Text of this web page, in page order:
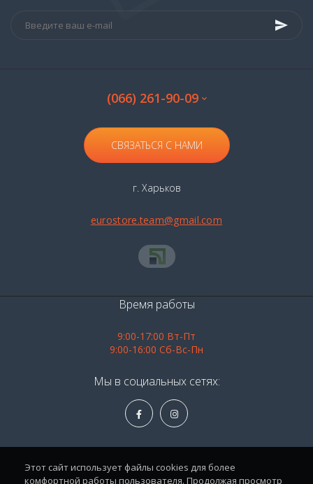
(066) 261-90-09
СВЯЗАТЬСЯ С НАМИ
г. Харьков
eurostore.team@gmail.com
Время работы
9:00-17:00 Вт-Пт
9:00-16:00 Сб-Вс-Пн
Мы в социальных сетях:
Этот сайт использует файлы cookies для более
комфортной работы пользователя. Продолжая просмотр